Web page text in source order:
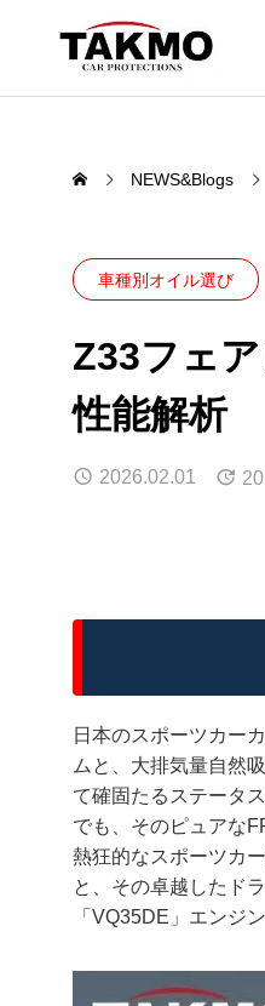
PRODUCTS
”愛車を守る品質。”
NEWS&Blogs
車種別オイル選び
Z33フェ
性能解析
2026.02.01
日本のスポーツカー
ムと、大排気量自然
て確固たるステータ
でも、そのピュアな
熱狂的なスポーツカ
と、その卓越したド
「VQ35DE」エンジン